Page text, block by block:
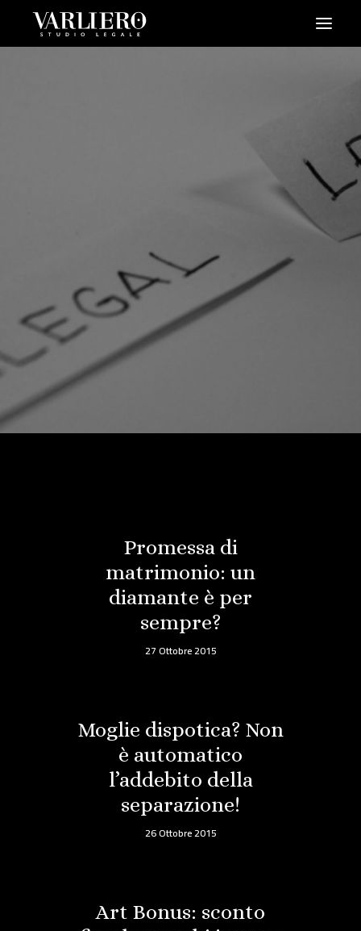
PRENDI UN APPUNTAMENTO
Promessa di
matrimonio: un
diamante è per
sempre?
27 Ottobre 2015
Moglie dispotica? Non
è automatico
l’addebito della
separazione!
26 Ottobre 2015
Art Bonus: sconto